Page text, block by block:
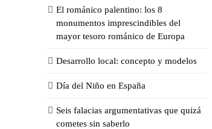
El románico palentino: los 8
monumentos imprescindibles del
mayor tesoro románico de Europa
Desarrollo local: concepto y modelos
Día del Niño en España
Seis falacias argumentativas que quizá
cometes sin saberlo